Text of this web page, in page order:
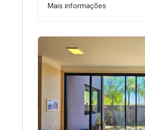
Mais informações